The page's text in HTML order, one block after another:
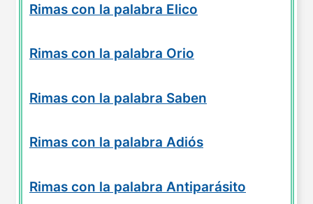
Rimas con la palabra Elico
Rimas con la palabra Orio
Rimas con la palabra Saben
Rimas con la palabra Adiós
Rimas con la palabra Antiparásito